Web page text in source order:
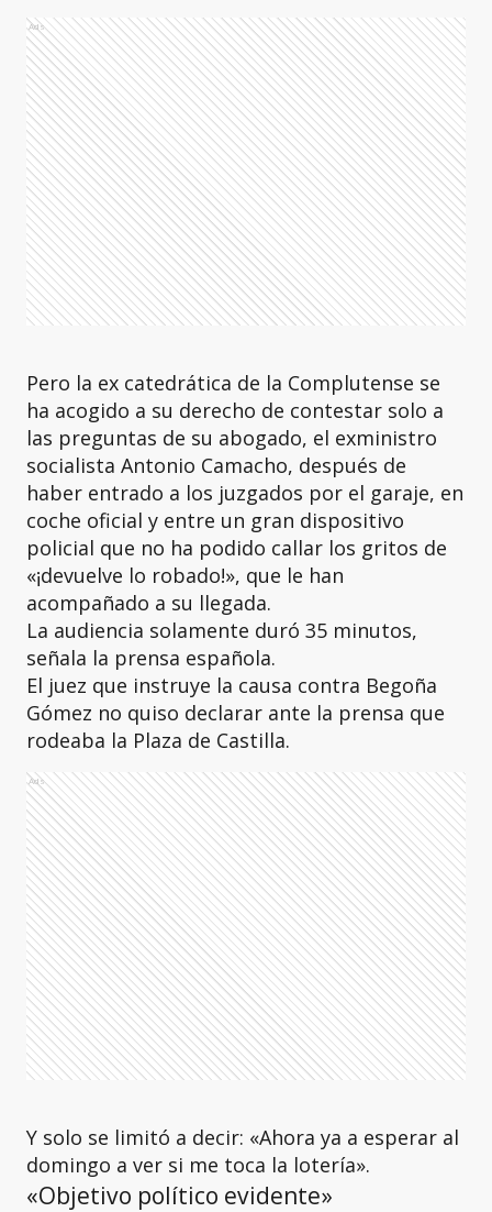
Ads
Pero la ex catedrática de la Complutense se
ha acogido a su derecho de contestar solo a
las preguntas de su abogado, el exministro
socialista Antonio Camacho, después de
haber entrado a los juzgados por el garaje, en
coche oficial y entre un gran dispositivo
policial que no ha podido callar los gritos de
«¡devuelve lo robado!», que le han
acompañado a su llegada.
La audiencia solamente duró 35 minutos,
señala la prensa española.
El juez que instruye la causa contra Begoña
Gómez no quiso declarar ante la prensa que
rodeaba la Plaza de Castilla.
Ads
Y solo se limitó a decir: «Ahora ya a esperar al
domingo a ver si me toca la lotería».
«Objetivo político evidente»